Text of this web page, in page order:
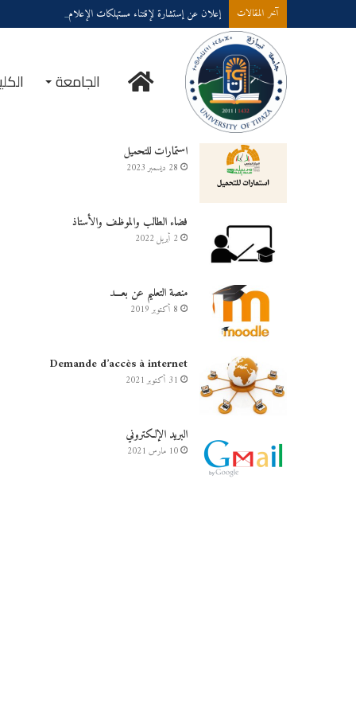
آخر المقالات إعلان عن إستشارة لإقتناء مستهلكات الإعلام الألي
الجامعة
خدمــــات على الخـط
استمارات للتحميل
28 ديسمبر 2023
فضاء الطالب والموظف والأستاذ
2 أبريل 2022
منصة التعليم عن بعـــد
8 أكتوبر 2019
Demande d’accès à internet
31 أكتوبر 2021
البريد الإلكتروني
10 مارس 2021